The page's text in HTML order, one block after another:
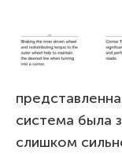
система была
слишком